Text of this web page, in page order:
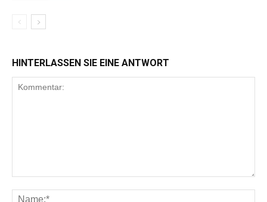
HINTERLASSEN SIE EINE ANTWORT